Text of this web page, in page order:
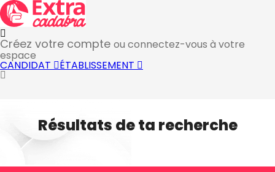
Créez votre compte ou connectez-vous à votre
espace
CANDIDAT ÉTABLISSEMENT
Résultats de ta recherche